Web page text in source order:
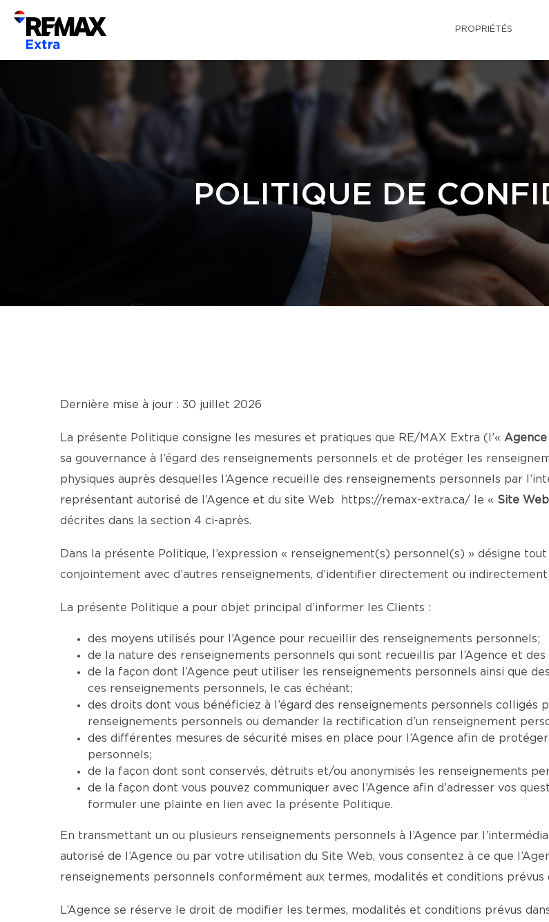
PROPRIÉTÉS
POLITIQUE DE
Dernière mise à jour : 30 juillet 2026
La présente Politique consigne les mesures et pratiques que RE/MAX Extra (l’« Agence
sa gouvernance à l’égard des renseignements personnels et de protéger les
physiques auprès desquelles l’Agence recueille des renseignements personnels par
représentant autorisé de l’Agence et du site Web
https://remax-extra.ca/ le « Site Web
décrites dans la section 4 ci-après.
Dans la présente Politique, l’expression « renseignement(s) personnel(s) » désigne
conjointement avec d’autres renseignements, d’identifier directement ou indirectement
La présente Politique a pour objet principal d’informer les Clients :
des moyens utilisés pour l’Agence pour recueillir des renseignements personnels;
de la nature des renseignements personnels qui sont recueillis par l’Agence et
de la façon dont l’Agence peut utiliser les renseignements personnels ainsi que
ces renseignements personnels, le cas échéant;
des droits dont vous bénéficiez à l’égard des renseignements personnels colligés
renseignements personnels ou demander la rectification d’un renseignement
des différentes mesures de sécurité mises en place pour l’Agence afin de
personnels;
de la façon dont sont conservés, détruits et/ou anonymisés les renseignements
de la façon dont vous pouvez communiquer avec l’Agence afin d’adresser vos
formuler une plainte en lien avec la présente Politique.
En transmettant un ou plusieurs renseignements personnels à l’Agence par
autorisé de l’Agence ou par votre utilisation du Site Web, vous consentez à ce que
renseignements personnels conformément aux termes, modalités et conditions prévus
L’Agence se réserve le droit de modifier les termes, modalités et conditions prévus